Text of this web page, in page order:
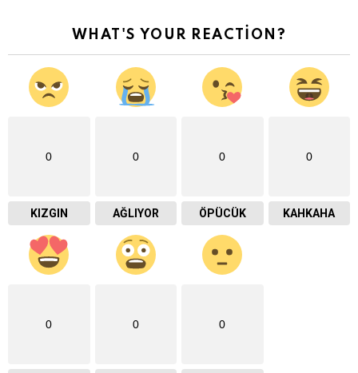
WHAT'S YOUR REACTION?
0
KIZGIN
0
AĞLIYOR
0
ÖPÜCÜK
0
KAHKAHA
0 0 0